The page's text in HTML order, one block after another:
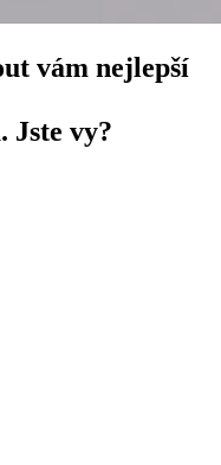
vám nejlepší
Jste vy?